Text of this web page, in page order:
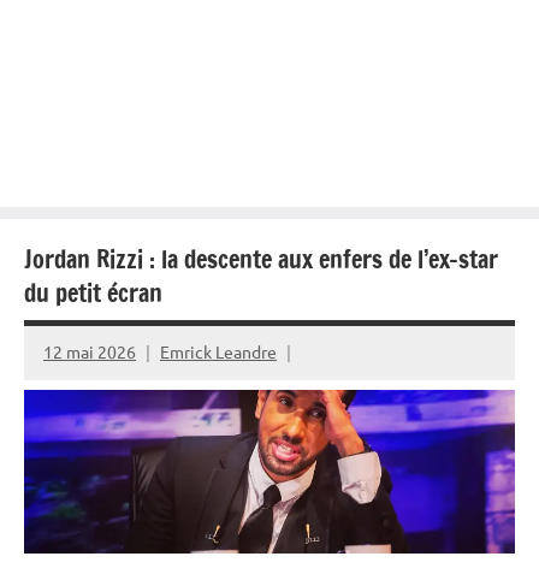
Jordan Rizzi : la descente aux enfers de l’ex-star
du petit écran
12 mai 2026 Emrick Leandre